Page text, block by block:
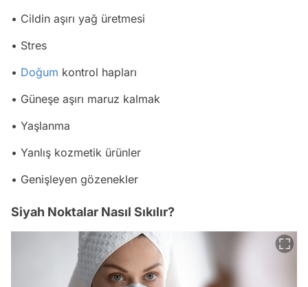
• Cildin aşırı yağ üretmesi
• Stres
• Doğum kontrol hapları
• Güneşe aşırı maruz kalmak
• Yaşlanma
• Yanlış kozmetik ürünler
• Genişleyen gözenekler
Siyah Noktalar Nasıl Sıkılır?